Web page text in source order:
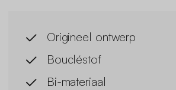
Origineel ontwerp
Boucléstof
Bi-materiaal